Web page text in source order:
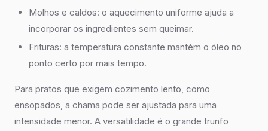
Molhos e caldos: o aquecimento uniforme ajuda a
incorporar os ingredientes sem queimar.
Frituras: a temperatura constante mantém o óleo no
ponto certo por mais tempo.
Para pratos que exigem cozimento lento, como
ensopados, a chama pode ser ajustada para uma
intensidade menor. A versatilidade é o grande trunfo